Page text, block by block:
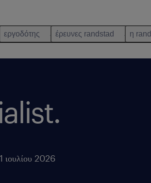
εργοδότης έρευνες randstad η
ιουλίου 2026